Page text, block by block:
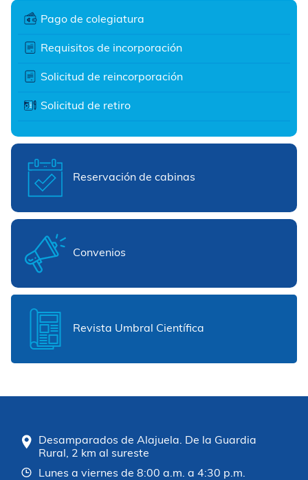
Pago de colegiatura
Requisitos de incorporación
Solicitud de reincorporación
Solicitud de retiro
Reservación de cabinas
Convenios
Revista Umbral Científica
Desamparados de Alajuela. De la Guardia
Rural, 2 km al sureste
Lunes a viernes de 8:00 a.m. a 4:30 p.m.